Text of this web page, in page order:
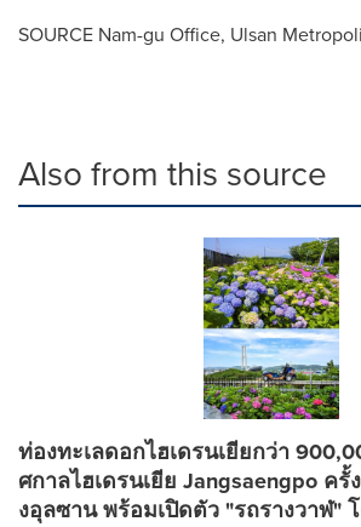
SOURCE Nam-gu Office, Ulsan
Also from this source
ท่องทะเลดอกไฮเดรนเยียกว่า
ศกาลไฮเดรนเยีย Jangsaengpo ค
งอุลซาน พร้อมเปิดตัว "รถรางวาฬ"